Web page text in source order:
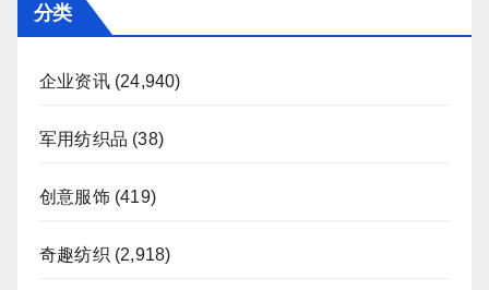
分类
企业资讯(24,940)
军用纺织品 (38)
创意服饰(419)
奇趣纺织 (2,918)